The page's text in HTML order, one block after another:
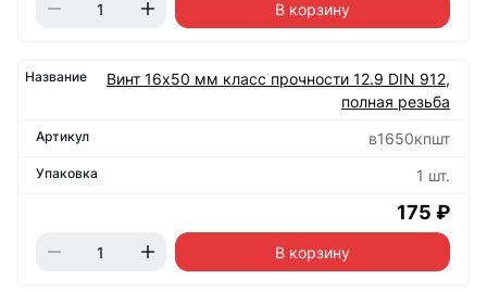
В корзину
Винт 16х50 мм класс прочности 12.9 DIN 912,
полная резьба
в1650кпшт
1 шт.
175 ₽
В корзину